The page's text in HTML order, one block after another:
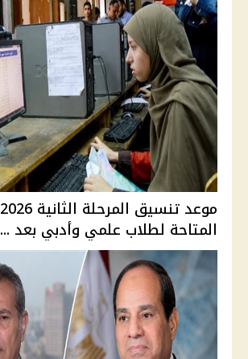
المتاحة لطلاب علمي وأدبي بعد ...